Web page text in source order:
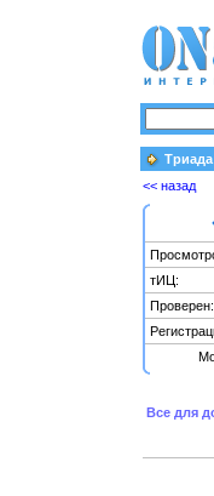
Триада
<< назад
тИЦ:
Проверен:
Все для